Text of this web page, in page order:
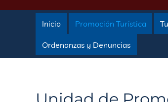
Inicio Promoción Turística
Ordenanzas y Denuncias